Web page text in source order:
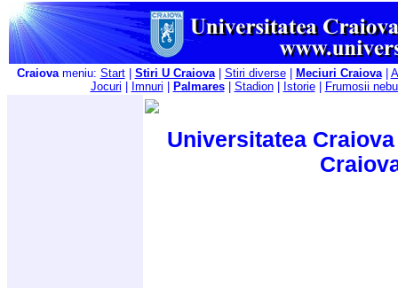
Craiovameniu: Start| Stiri U Craiova| Stiri diverse| Meciuri Craiova|
Jocuri
Imnuri Palmares| Stadion| Istorie| Frumosii
Universitatea